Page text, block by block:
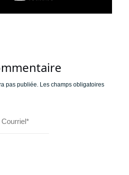
pas publiée. Les champs obligatoires